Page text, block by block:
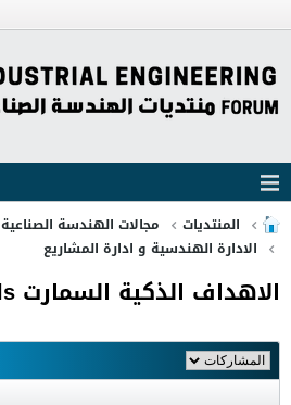
المنتديات
مجالات الهندسة الصناعية
الادارة الهندسية و ادارة المشاريع
الاهداف الذكية السمارت smart goals